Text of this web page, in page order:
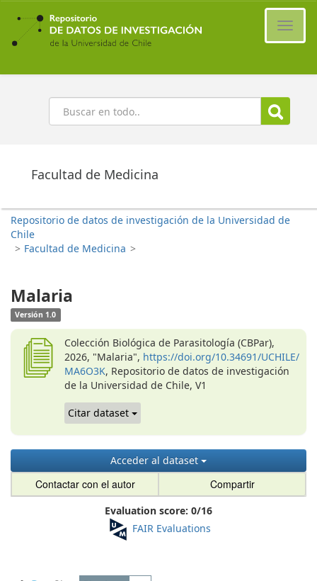
Ir
contenido
principal
Buscar
Facultad de Medicina
Repositorio de datos de investigación de la Universidad de
Chile
> Facultad de Medicina >
Malaria
Versión 1.0
Colección Biológica de Parasitología (CBPar),
2026, "Malaria", https://doi.org/10.34691/UCHILE/
MA6O3K, Repositorio de datos de investigación
de la Universidad de Chile, V1
Citar dataset
Acceder al dataset
Contactar con el autor Compartir
Evaluation score: 0/16
FAIR Evaluations